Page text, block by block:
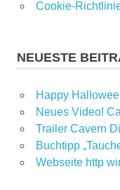
Cookie-
NEUESTE
Happy
Neues Video!
Trailer Cavern
Buchtipp
Webseite http